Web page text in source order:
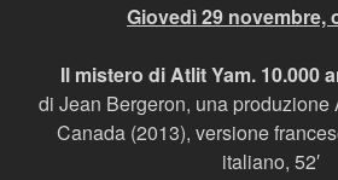
Giovedì 29 novembre,
Il mistero di Atlit Yam. 10.000
di Jean Bergeron, una
Canada (2013), versione
italiano, 52′